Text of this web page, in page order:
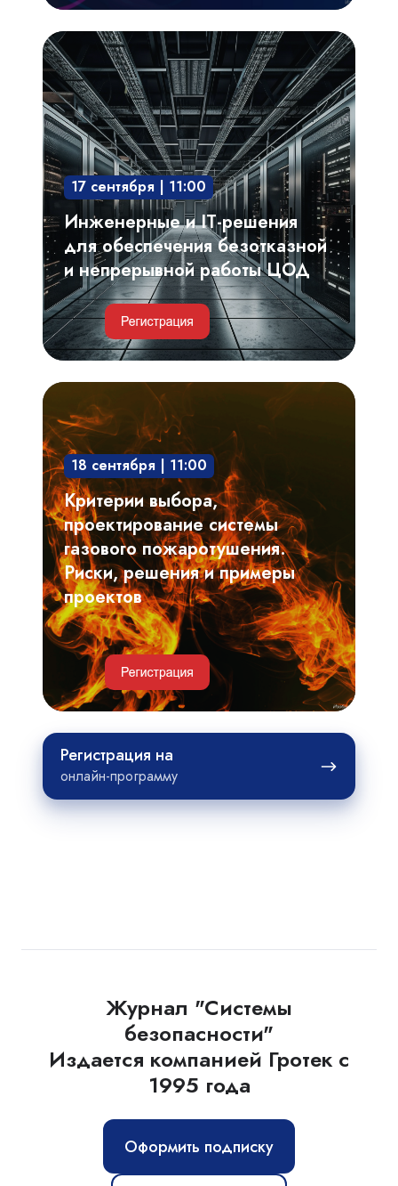
Инженерные
и
IT-
решения
для
обеспечения
безотказной
и
непрерывной
работы
ЦОД
17 сентября | 11:00
Инженерные и IT-решения
для обеспечения безотказной
и непрерывной работы ЦОД
Критерии
выбора,
проектирование
системы
газового
пожаротушения.
Риски,
решения
и
примеры
проектов
18 сентября | 11:00
Критерии выбора,
проектирование системы
газового пожаротушения.
Риски, решения и примеры
проектов
Регистрация на
онлайн-программу
Регистрация
Журнал "Системы
безопасности"
Издается компанией Гротек с
1995 года
Оформить подписку